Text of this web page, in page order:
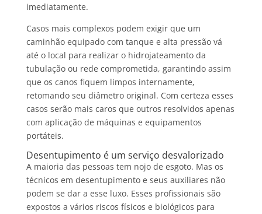
imediatamente.
Casos mais complexos podem exigir que um
caminhão equipado com tanque e alta pressão vá
até o local para realizar o hidrojateamento da
tubulação ou rede comprometida, garantindo assim
que os canos fiquem limpos internamente,
retomando seu diâmetro original. Com certeza esses
casos serão mais caros que outros resolvidos apenas
com aplicação de máquinas e equipamentos
portáteis.
Desentupimento é um serviço desvalorizado
A maioria das pessoas tem nojo de esgoto. Mas os
técnicos em desentupimento e seus auxiliares não
podem se dar a esse luxo. Esses profissionais são
expostos a vários riscos físicos e biológicos para